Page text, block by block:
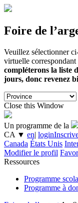
Foire de
Veuillez sélectionner
virtuelle
compléterons la liste
jours, donc revenez
Close this Window
Un programme de la
CA ▼ en| login
Canada États Unis
Modifier le profil
Ressources
Programme
Programme à